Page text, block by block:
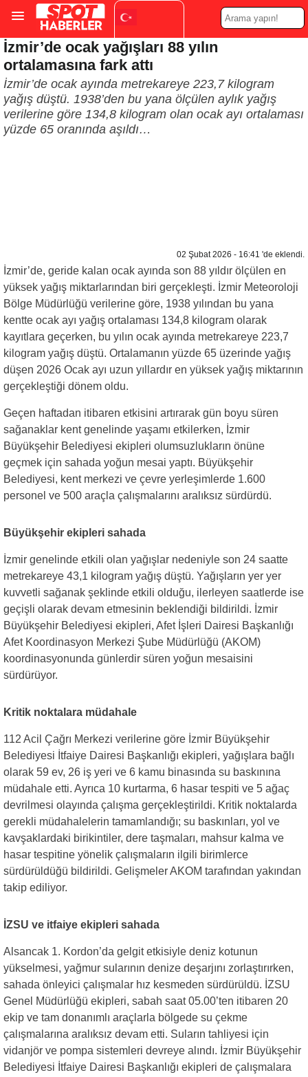
Turkish ▼
İzmir’de ocak yağışları 88 yılın
ortalamasına fark attı
İzmir’de ocak ayında metrekareye 223,7 kilogram
yağış düştü. 1938’den bu yana ölçülen aylık yağış
verilerine göre 134,8 kilogram olan ocak ayı ortalaması
yüzde 65 oranında aşıldı…
02 Şubat 2026 - 16:41 'de eklendi.
İzmir’de, geride kalan ocak ayında son 88 yıldır ölçülen en
yüksek yağış miktarlarından biri gerçekleşti. İzmir Meteoroloji
Bölge Müdürlüğü verilerine göre, 1938 yılından bu yana
kentte ocak ayı yağış ortalaması 134,8 kilogram olarak
kayıtlara geçerken, bu yılın ocak ayında metrekareye 223,7
kilogram yağış düştü. Ortalamanın yüzde 65 üzerinde yağış
düşen 2026 Ocak ayı uzun yıllardır en yüksek yağış miktarının
gerçekleştiği dönem oldu.
Geçen haftadan itibaren etkisini artırarak gün boyu süren
sağanaklar kent genelinde yaşamı etkilerken, İzmir
Büyükşehir Belediyesi ekipleri olumsuzlukların önüne
geçmek için sahada yoğun mesai yaptı. Büyükşehir
Belediyesi, kent merkezi ve çevre yerleşimlerde 1.600
personel ve 500 araçla çalışmalarını aralıksız sürdürdü.
Büyükşehir ekipleri sahada
İzmir genelinde etkili olan yağışlar nedeniyle son 24 saatte
metrekareye 43,1 kilogram yağış düştü. Yağışların yer yer
kuvvetli sağanak şeklinde etkili olduğu, ilerleyen saatlerde ise
geçişli olarak devam etmesinin beklendiği bildirildi. İzmir
Büyükşehir Belediyesi ekipleri, Afet İşleri Dairesi Başkanlığı
Afet Koordinasyon Merkezi Şube Müdürlüğü (AKOM)
koordinasyonunda günlerdir süren yoğun mesaisini
sürdürüyor.
Kritik noktalara müdahale
112 Acil Çağrı Merkezi verilerine göre İzmir Büyükşehir
Belediyesi İtfaiye Dairesi Başkanlığı ekipleri, yağışlara bağlı
olarak 59 ev, 26 iş yeri ve 6 kamu binasında su baskınına
müdahale etti. Ayrıca 10 kurtarma, 6 hasar tespiti ve 5 ağaç
devrilmesi olayında çalışma gerçekleştirildi. Kritik noktalarda
gerekli müdahalelerin tamamlandığı; su baskınları, yol ve
kavşaklardaki birikintiler, dere taşmaları, mahsur kalma ve
hasar tespitine yönelik çalışmaların ilgili birimlerce
sürdürüldüğü bildirildi. Gelişmeler AKOM tarafından yakından
takip ediliyor.
İZSU ve itfaiye ekipleri sahada
Alsancak 1. Kordon’da gelgit etkisiyle deniz kotunun
yükselmesi, yağmur sularının denize deşarjını zorlaştırırken,
sahada önleyici çalışmalar hız kesmeden sürdürüldü. İZSU
Genel Müdürlüğü ekipleri, sabah saat 05.00’ten itibaren 20
ekip ve tam donanımlı araçlarla bölgede su çekme
çalışmalarına aralıksız devam etti. Suların tahliyesi için
vidanjör ve pompa sistemleri devreye alındı. İzmir Büyükşehir
Belediyesi İtfaiye Dairesi Başkanlığı ekipleri de çalışmalara